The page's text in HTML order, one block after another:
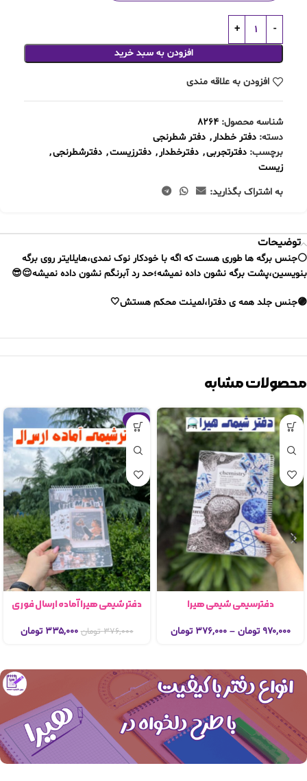
افزودن به سبد خرید
افزودن به علاقه مندی
شناسه محصول: 8264
دسته: دفتر خطدار, دفتر شطرنجی
برچسب: دفترتجربی, دفترخطدار, دفترزیست, دفترشطرنجی,
زیست
به اشتراک بگذارید:
توضیحات
⚪جنس برگه ها طوری هست که اگه با خودکار نوک نمدی،هایلایتر روی برگه
بنویسین،پشت برگه نشون داده نمیشه؛حد رد آبرنگم نشون داده نمیشه😌😎
🟣جنس جلد همه ی دفترا،لمینت محکم هستش🤍
محصولات مشابه
دفترسیمی شیمی هیرا
۹۷۰,۰۰۰ تومان – ۳۷۶,۰۰۰ تومان
-11%
دفتر شیمی هیرا آماده ارسال فوری
۳۷۶,۰۰۰ تومان ۳۳۵,۰۰۰ تومان